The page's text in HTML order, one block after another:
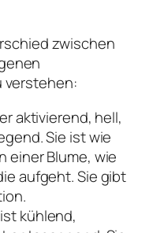
zwischen
verstehen:
aktivierend, hell,
Sie ist wie
einer Blume, wie
aufgeht. Sie gibt
ist kühlend,